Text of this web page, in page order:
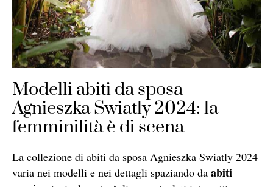
Modelli abiti da sposa
Agnieszka Swiatly 2024: la
femminilità è di scena
La collezione di abiti da sposa Agnieszka Swiatly 2024
varia nei modelli e nei dettagli spaziando da abiti